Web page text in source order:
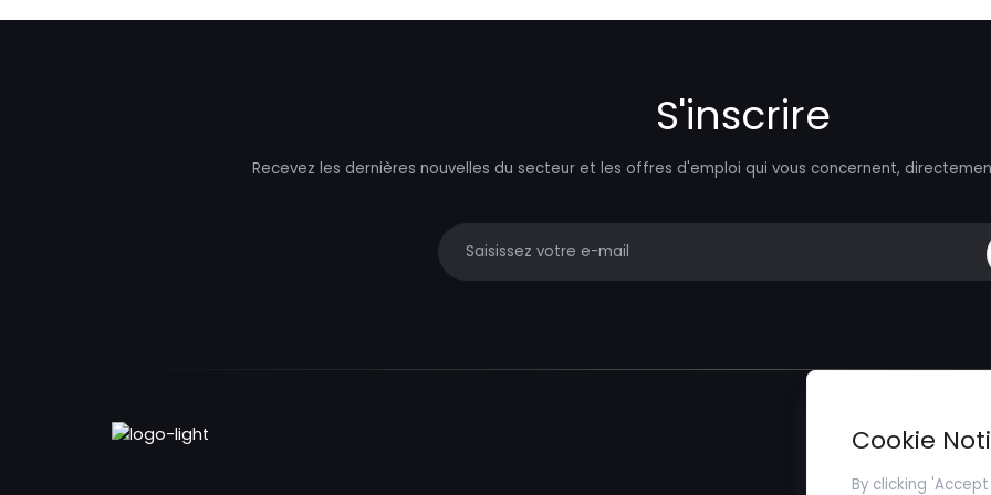
S'inscrire
Recevez les dernières nouvelles du secteur et les offres d'emploi qui vous concernent,
Trouver un
Soumettez
Cookie
By clicking